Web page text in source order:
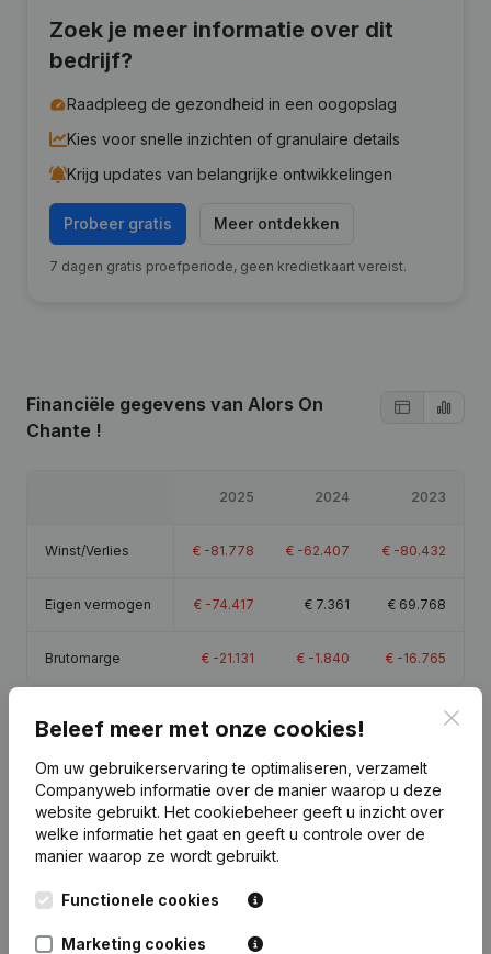
Zoek je meer informatie over dit
bedrijf?
Raadpleeg de gezondheid in een oogopslag
Kies voor snelle inzichten of granulaire details
Krijg updates van belangrijke ontwikkelingen
Probeer gratis Meer ontdekken
7 dagen gratis proefperiode, geen kredietkaart vereist.
Financiële gegevens van Alors On
Chante !
2025 2024 2023
Winst/Verlies € -81.778 € -62.407 € -80.432
Eigen vermogen € -74.417 € 7.361 € 69.768
Brutomarge € -21.131 € -1.840 € -16.765
Publicatiesvan Alors On Chante !
Datum Publicatie
18-11-2024 Ontslagnemingen, Benoemingen
Beleef meer met onze cookies!
Om uw gebruikerservaring te optimaliseren, verzamelt
Companyweb informatie over de manier waarop u deze
website gebruikt. Het cookiebeheer geeft u inzicht over
welke informatie het gaat en geeft u controle over de
manier waarop ze wordt gebruikt.
Functionele cookies
Marketing cookies